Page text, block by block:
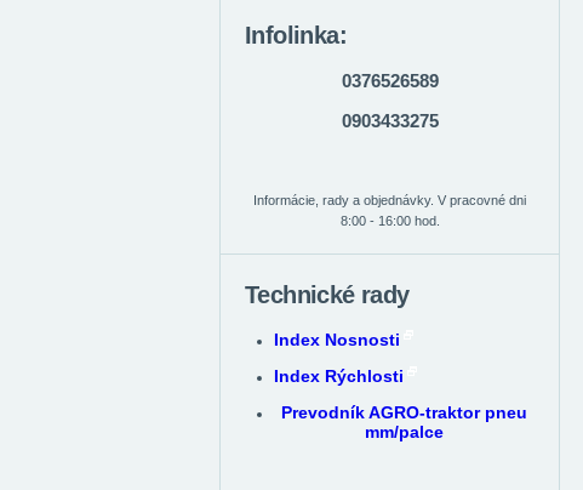
Infolinka:
0376526589
0903433275
Informácie, rady a objednávky. V pracovné dni
8:00 - 16:00 hod.
Technické rady
Index Nosnosti
Index Rýchlosti
Prevodník AGRO-traktor pneu
mm/palce